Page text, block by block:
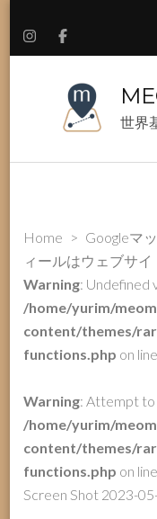
世界
Home > Googleマ
ィールはウェブサ
Warning: Undefined
/home/yurim/
content/themes/
functions.php on
Warning: Attempt to
/home/yurim/
content/themes/
functions.php on
Screen Shot 2023-